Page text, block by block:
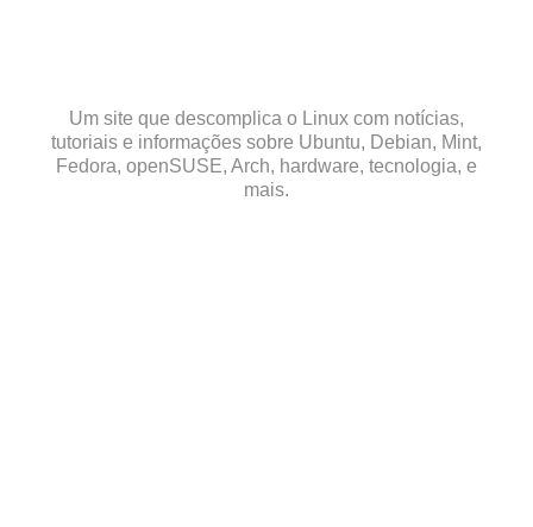
Um site que descomplica o Linux com notícias,
tutoriais e informações sobre Ubuntu, Debian, Mint,
Fedora, openSUSE, Arch, hardware, tecnologia, e
mais.